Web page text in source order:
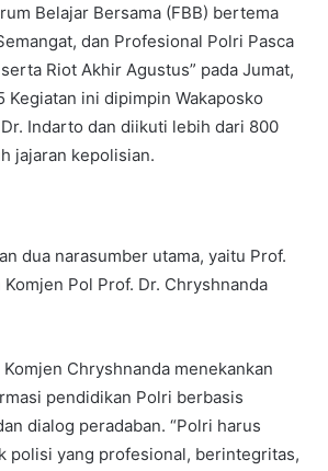
Belajar Bersama (FBB) bertema
dan Profesional Polri Pasca
Riot Akhir Agustus” pada Jumat,
Kegiatan ini dipimpin Wakaposko
Indarto dan diikuti lebih dari 800
jajaran kepolisian.
dua narasumber utama, yaitu Prof.
Komjen Pol Prof. Dr. Chryshnanda
Komjen Chryshnanda menekankan
pendidikan Polri berbasis
dialog peradaban. “Polri harus
polisi yang profesional, berintegritas,